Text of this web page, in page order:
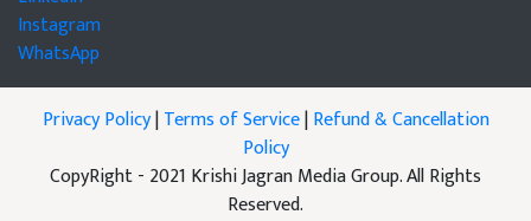
Instagram
WhatsApp
Privacy Policy|Terms of Service|Refund & Cancellation
Policy
CopyRight - 2021 Krishi Jagran Media Group. All Rights
Reserved.